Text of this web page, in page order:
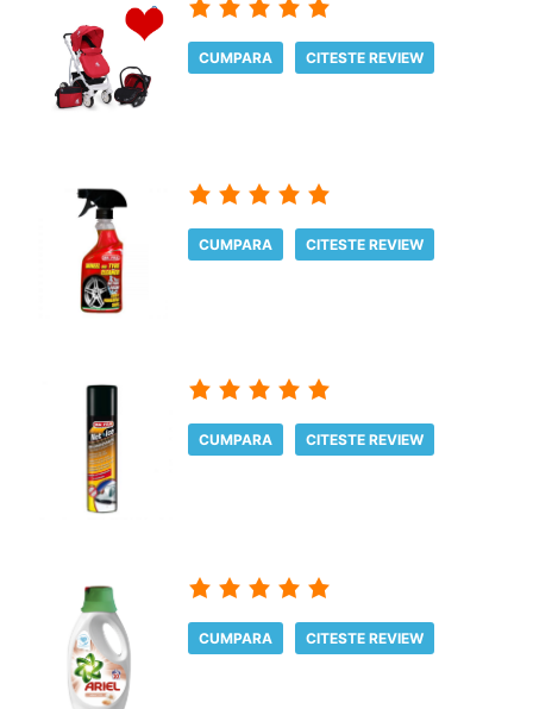
CUMPARA CITESTE REVIEW
CUMPARA CITESTE REVIEW
CUMPARA CITESTE REVIEW
CUMPARA CITESTE REVIEW